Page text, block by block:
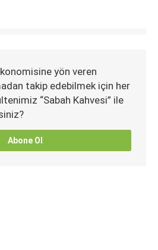
yön veren
takip edebilmek için her
“Sabah Kahvesi” ile
Abone Ol